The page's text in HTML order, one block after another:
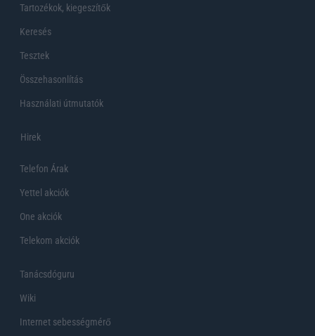
Tartozékok, kiegeszítők
Keresés
Tesztek
Összehasonlítás
Használati útmutatók
Hirek
Telefon Árak
Yettel akciók
One akciók
Telekom akciók
Tanácsdóguru
Wiki
Internet sebességmérő